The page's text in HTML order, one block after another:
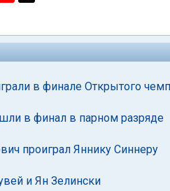
в финале Открытого
в финал в парном разряде
проиграл Яннику Синнеру
и Ян Зелински